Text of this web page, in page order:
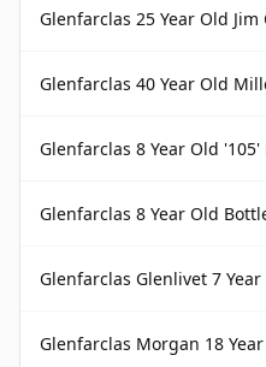
Glenfarclas 25 Year Old Jim
Glenfarclas 40 Year Old
Glenfarclas 8 Year Old
Glenfarclas 8 Year Old
Glenfarclas Glenlivet 7
Glenfarclas Morgan 18